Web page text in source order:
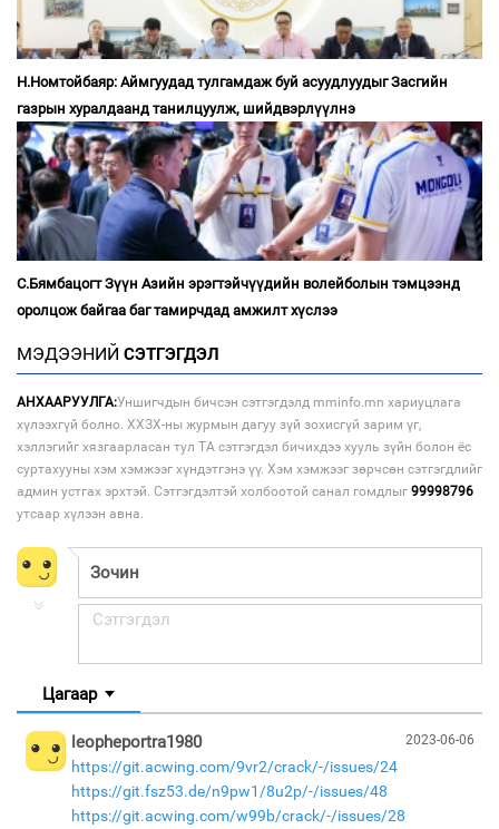
Н.Номтойбаяр: Аймгуудад тулгамдаж буй асуудлуудыг Засгийн
газрын хуралдаанд танилцуулж, шийдвэрлүүлнэ
С.Бямбацогт Зүүн Азийн эрэгтэйчүүдийн волейболын тэмцээнд
оролцож байгаа баг тамирчдад амжилт хүслээ
МЭДЭЭНИЙ СЭТГЭГДЭЛ
АНХААРУУЛГА:Уншигчдын бичсэн сэтгэгдэлд mminfo.mn хариуцлага
хүлээхгүй болно. ХХЗХ-ны журмын дагуу зүй зохисгүй зарим үг,
хэллэгийг хязгаарласан тул ТА сэтгэгдэл бичихдээ хууль зүйн болон ёс
суртахууны хэм хэмжээг хүндэтгэнэ үү. Хэм хэмжээг зөрчсөн сэтгэгдлийг
админ устгах эрхтэй. Сэтгэгдэлтэй холбоотой санал гомдлыг 99998796
утсаар хүлээн авна.
Цагаар
2023-06-06
leopheportra1980
https://git.acwing.com/9vr2/crack/-/issues/24
https://git.fsz53.de/n9pw1/8u2p/-/issues/48
https://git.acwing.com/w99b/crack/-/issues/28